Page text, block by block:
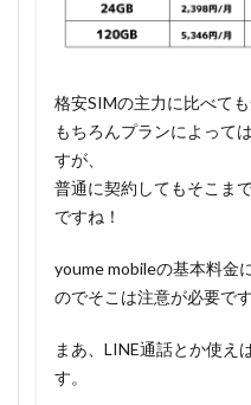
格安SIMの主力に比べても
もちろんプランによって
すが、
普通に契約してもそこま
ですね！
youme mobileの基本料金
のでそこは注意が必要です
まあ、LINE通話とか使え
す。